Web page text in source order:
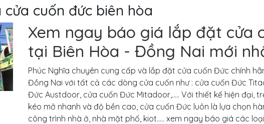
cửa cuốn đức biên hòa
Xem ngay báo giá lắp đặt cửa
tại Biên Hòa - Đồng Nai mới
Phúc Nghĩa chuyên cung cấp và lắp đặt cửa cuốn Đức chính
Đồng Nai với tất cả các dòng cửa cuốn như : cửa cuốn Đức
Đức Austdoor, cửa cuốn Đức Mitadoor,….. Với thiết kế hiện đại,
kéo mở nhanh và độ bền cao, cửa cuốn Đức luôn là lựa chọn
công trình nhà ở, nhà mặt phố, kiot….. xem ngay báo giá các